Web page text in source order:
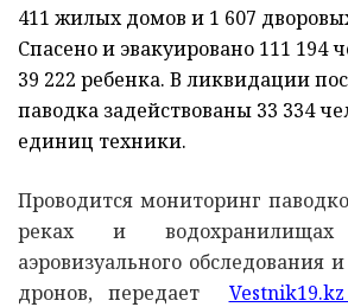
411 жилых домов и 1 607
Спасено и эвакуировано 111 194
39 222 ребенка. В ликвидации
паводка задействованы 33 334
единиц техники.
Проводится мониторинг
реках и
аэровизуального обследования
дронов, передает Vestnik19.kz